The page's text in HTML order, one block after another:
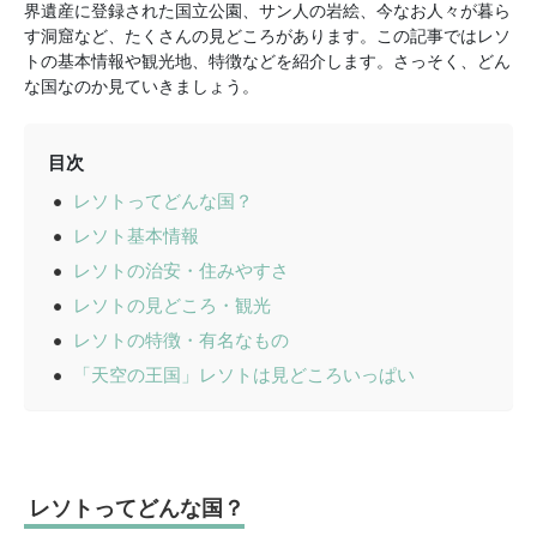
界遺産に登録された国立公園、サン人の岩絵、今なお人々が暮ら
す洞窟など、たくさんの見どころがあります。この記事ではレソ
トの基本情報や観光地、特徴などを紹介します。さっそく、どん
な国なのか見ていきましょう。
目次
レソトってどんな国？
レソト基本情報
レソトの治安・住みやすさ
レソトの見どころ・観光
レソトの特徴・有名なもの
「天空の王国」レソトは見どころいっぱい
レソトってどんな国？